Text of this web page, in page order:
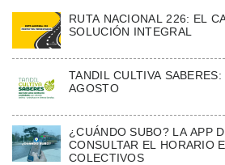
RUTA NACIONAL 226: EL
SOLUCIÓN INTEGRAL
TANDIL CULTIVA
AGOSTO
¿CUÁNDO SUBO? LA APP
CONSULTAR EL HORARIO
COLECTIVOS